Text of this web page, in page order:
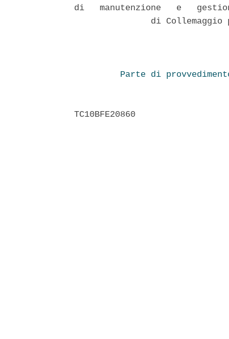
di   manutenzione   e
di
Parte di